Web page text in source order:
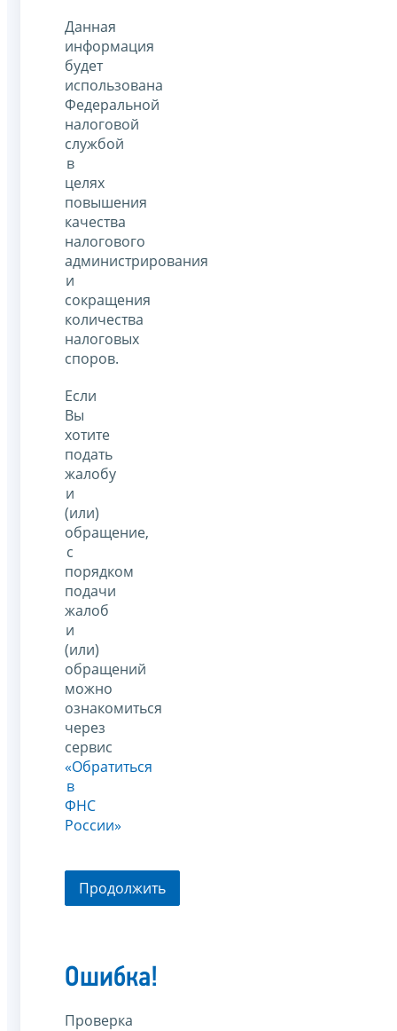
Данная
информация
будет
использована
Федеральной
налоговой
службой
в
целях
повышения
качества
налогового
администрирования
и
сокращения
количества
налоговых
споров.
Если
Вы
хотите
подать
жалобу
и
(или)
обращение,
с
порядком
подачи
жалоб
и
(или)
обращений
можно
ознакомиться
через
сервис
«Обратиться
в
ФНС
России»
Продолжить
Ошибка!
Проверка